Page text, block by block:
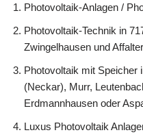
Photovoltaik-Anlagen /
Photovoltaik-Technik in
Zwingelhausen und
Photovoltaik mit Speicher
(Neckar), Murr,
Erdmannhausen oder
Luxus Photovoltaik